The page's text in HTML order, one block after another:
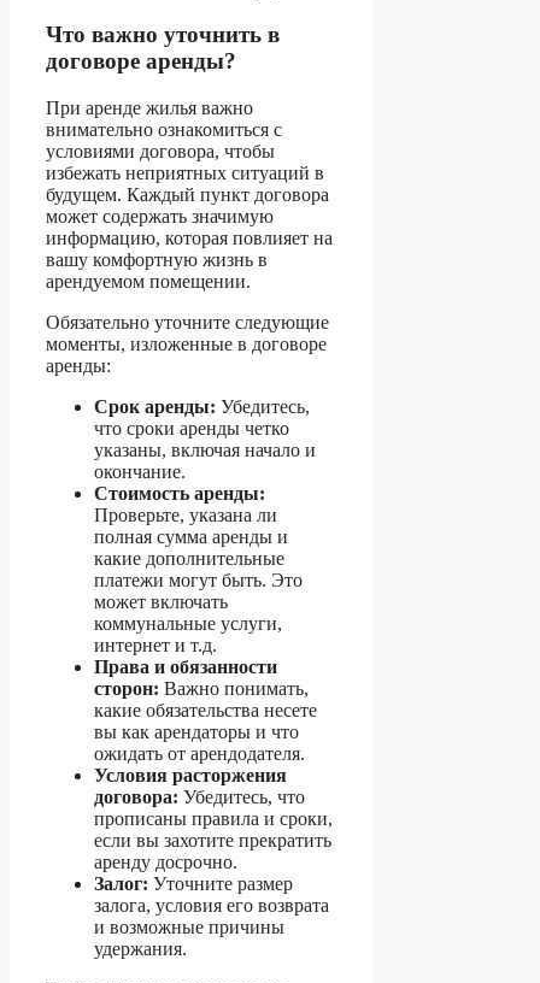
Что важно уточнить в
договоре аренды?
При аренде жилья важно
внимательно ознакомиться с
условиями договора, чтобы
избежать неприятных ситуаций в
будущем. Каждый пункт договора
может содержать значимую
информацию, которая повлияет на
вашу комфортную жизнь в
арендуемом помещении.
Обязательно уточните следующие
моменты, изложенные в договоре
аренды:
Срок аренды: Убедитесь,
что сроки аренды четко
указаны, включая начало и
окончание.
Стоимость аренды:
Проверьте, указана ли
полная сумма аренды и
какие дополнительные
платежи могут быть. Это
может включать
коммунальные услуги,
интернет и т.д.
Права и обязанности
сторон: Важно понимать,
какие обязательства несете
вы как арендаторы и что
ожидать от арендодателя.
Условия расторжения
договора: Убедитесь, что
прописаны правила и сроки,
если вы захотите прекратить
аренду досрочно.
Залог: Уточните размер
залога, условия его возврата
и возможные причины
удержания.